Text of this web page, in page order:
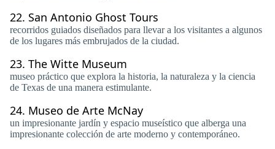
22. San Antonio Ghost Tours
recorridos guiados diseñados para llevar a los visitantes a algunos
de los lugares más embrujados de la ciudad.
23. The Witte Museum
museo práctico que explora la historia, la naturaleza y la ciencia
de Texas de una manera estimulante.
24. Museo de Arte McNay
un impresionante jardín y espacio museístico que alberga una
impresionante colección de arte moderno y contemporáneo.